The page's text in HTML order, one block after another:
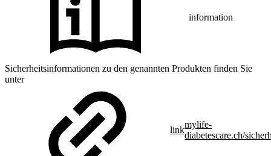
information
Sicherheitsinformationen zu den genannten Produkten finden Sie
unter
link
mylife-
diabetescare.ch/